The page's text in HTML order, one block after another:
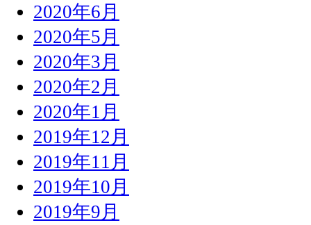
2020年6月
2020年5月
2020年3月
2020年2月
2020年1月
2019年12月
2019年11月
2019年10月
2019年9月